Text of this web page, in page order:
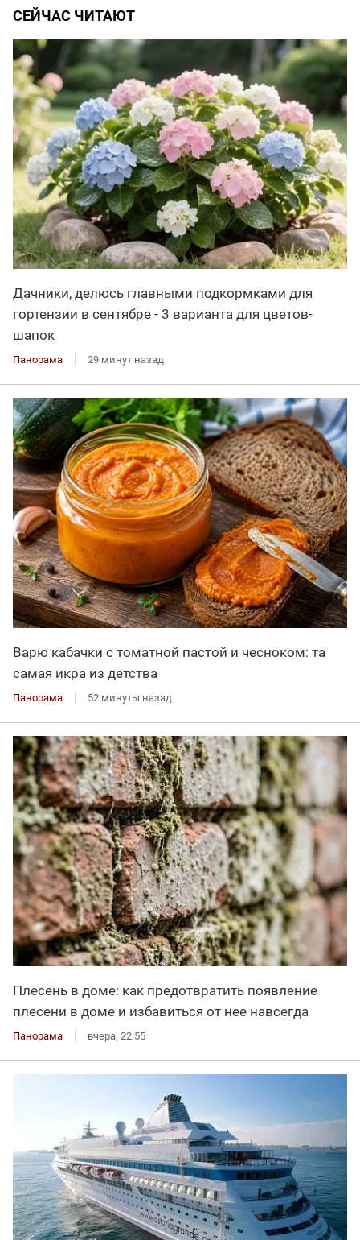
СЕЙЧАС ЧИТАЮТ
Дачники, делюсь главными подкормками для
гортензии в сентябре - 3 варианта для цветов-
шапок
Панорама 29 минут назад
Варю кабачки с томатной пастой и чесноком: та
самая икра из детства
Панорама 52 минуты назад
Плесень в доме: как предотвратить появление
плесени в доме и избавиться от нее навсегда
Панорама вчера, 22:55